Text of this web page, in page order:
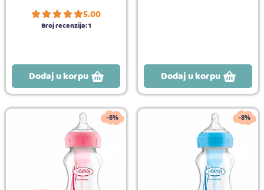
5.00
Broj recenzija:1
Dodaj u korpu Dodaj u korpu
-8% -8%